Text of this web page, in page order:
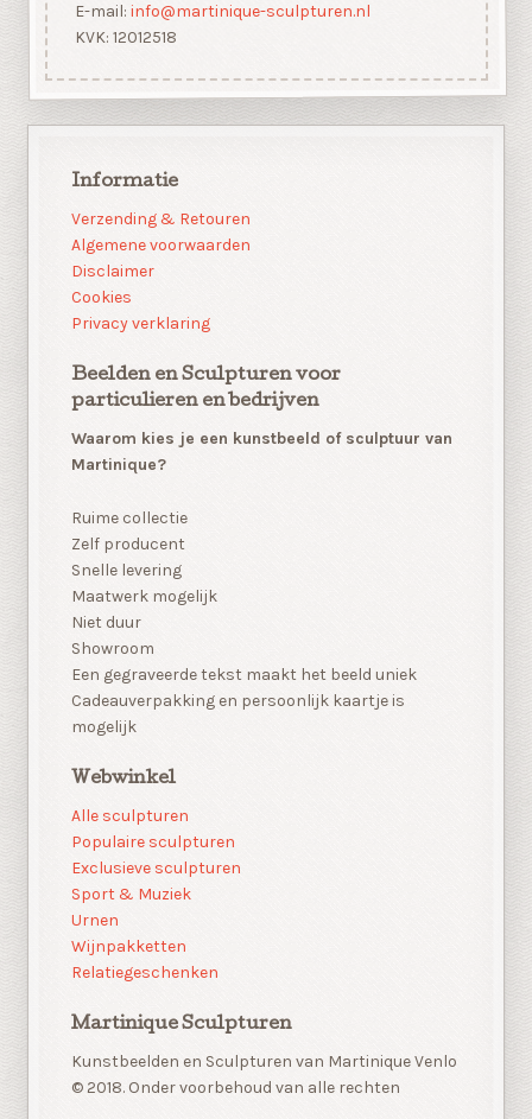
E-mail: info@martinique-sculpturen.nl
KVK: 12012518
Informatie
Verzending & Retouren
Algemene voorwaarden
Disclaimer
Cookies
Privacy verklaring
Beelden en Sculpturen voor
particulieren en bedrijven
Waarom kies je een kunstbeeld of sculptuur van
Martinique?
Ruime collectie
Zelf producent
Snelle levering
Maatwerk mogelijk
Niet duur
Showroom
Een gegraveerde tekst maakt het beeld uniek
Cadeauverpakking en persoonlijk kaartje is
mogelijk
Webwinkel
Alle sculpturen
Populaire sculpturen
Exclusieve sculpturen
Sport & Muziek
Urnen
Wijnpakketten
Relatiegeschenken
Martinique Sculpturen
Kunstbeelden en Sculpturen van Martinique Venlo
© 2018. Onder voorbehoud van alle rechten